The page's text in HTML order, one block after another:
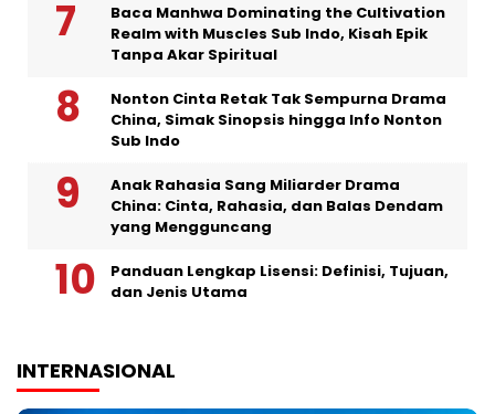
Baca Manhwa Dominating the Cultivation
Realm with Muscles Sub Indo, Kisah Epik
Tanpa Akar Spiritual
Nonton Cinta Retak Tak Sempurna Drama
China, Simak Sinopsis hingga Info Nonton
Sub Indo
Anak Rahasia Sang Miliarder Drama
China: Cinta, Rahasia, dan Balas Dendam
yang Mengguncang
Panduan Lengkap Lisensi: Definisi, Tujuan,
dan Jenis Utama
INTERNASIONAL